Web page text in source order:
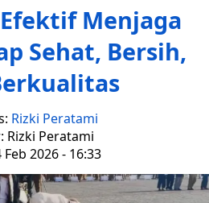
Menjaga
Sehat, Bersih,
Rizki Peratami
Rizki Peratami
Feb 2026 - 16:33